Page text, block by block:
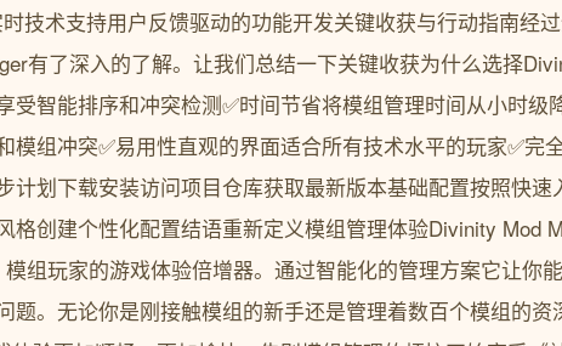
技术支持用户反馈驱动的功能开发关键收获与行动指南经
有了深入的了解。让我们总结一下关键收获为什么选择
受智能排序和冲突检测✅时间节省将模组管理时间从小时级
模组冲突✅易用性直观的界面适合所有技术水平的玩家✅完
计划下载安装访问项目仓库获取最新版本基础配置按照快速
格创建个性化配置结语重新定义模组管理体验Divinity Mod
组玩家的游戏体验倍增器。通过智能化的管理方案它让你
题。无论你是刚接触模组的新手还是管理着数百个模组的